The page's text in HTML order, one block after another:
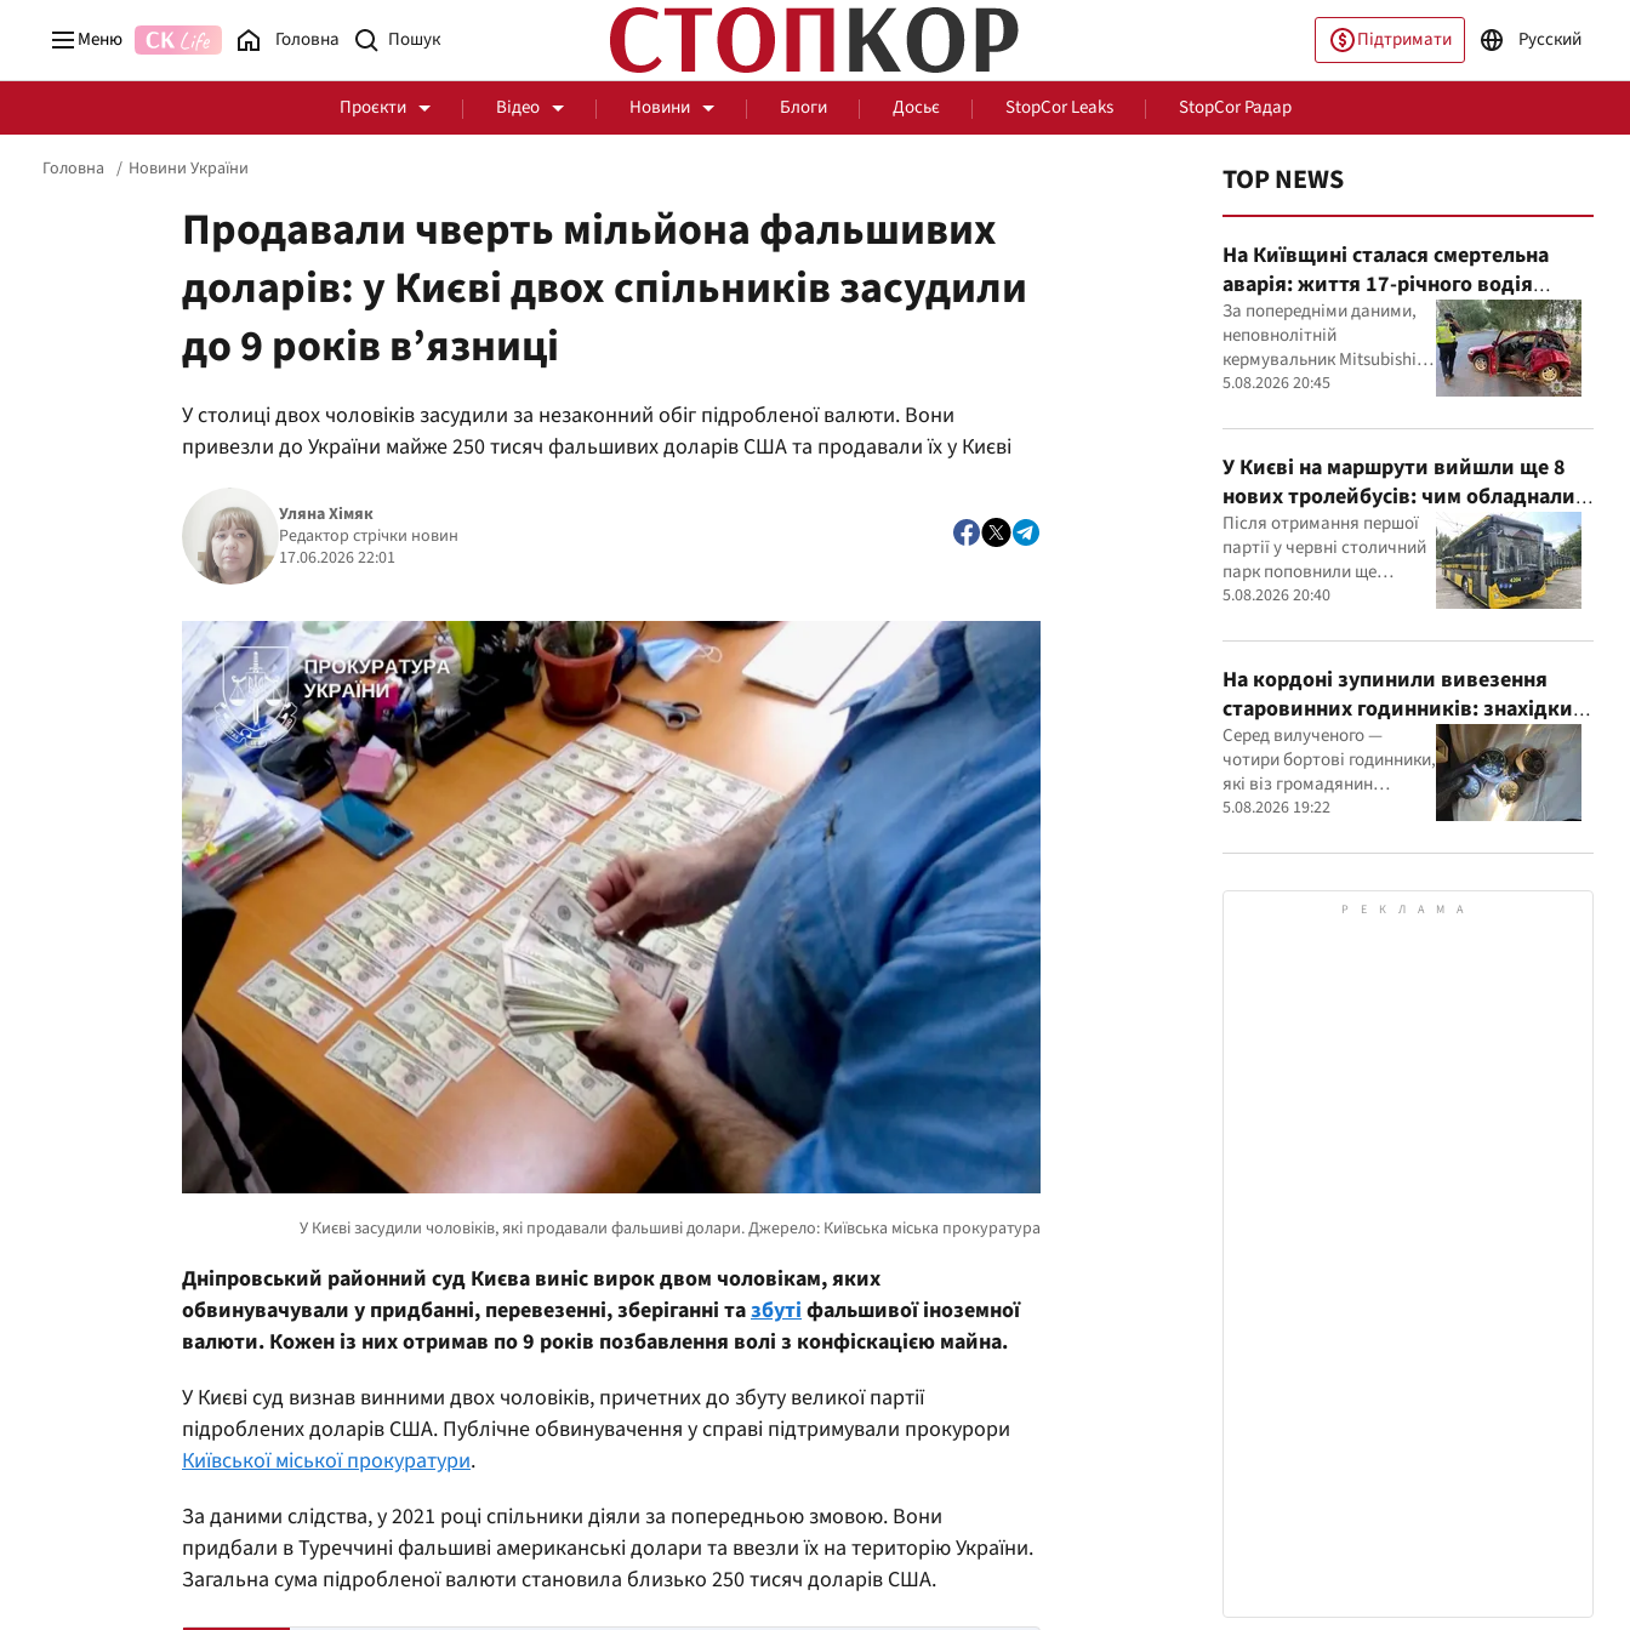
Меню Головна Підтримати Русский
Проєкти Відео Новини Блоги Досьє StopCor Leaks StopCor Радар
Стоп Політичній Корупції Чесні закупівлі За парканом
Головна Новини України
Продавали чверть мільйона фальшивих
доларів: у Києві двох спільників засудили
до 9 років в’язниці
У столиці двох чоловіків засудили за незаконний обіг підробленої валюти. Вони
привезли до України майже 250 тисяч фальшивих доларів США та продавали їх у Києві
Уляна Хімяк
Редактор стрічки новин
17.06.2026 22:01
Дніпровський районний суд Києва виніс вирок двом чоловікам, яких
обвинувачували у придбанні, перевезенні, зберіганні тазбуті фальшивої іноземної
валюти. Кожен із них отримав по 9 років позбавлення волі з конфіскацією майна.
У Києві суд визнав винними двох чоловіків, причетних до збуту великої партії
підроблених доларів США. Публічне обвинувачення у справі підтримували прокурори
Київської міської прокуратури.
За даними слідства, у 2021 році спільники діяли за попередньою змовою. Вони
придбали в Туреччині фальшиві американські долари та ввезли їх на територію України.
Загальна сума підробленої валюти становила близько 250 тисяч доларів США.
TOP NEWS
На Київщині сталася смертельна
аварія: життя 17-річного водія
врятувати не вдалося
За попередніми даними,
неповнолітній
кермувальник Mitsubishi
не впорався з
автомобіль врізався у
дерево
5.08.2026 20:45
У Києві на маршрути вийшли ще 8
нових тролейбусів: чим обладнали
транспорт
Після отримання першої
партії у червні столичний
парк поповнили ще
вісьмома сучасними
5.08.2026 20:40
На кордоні зупинили вивезення
старовинних годинників: знахідки
перевірять експерти
Серед вилученого —
чотири бортові годинники,
які віз громадянин
Франції, та настінний
століття, знайдений в
5.08.2026 19:22